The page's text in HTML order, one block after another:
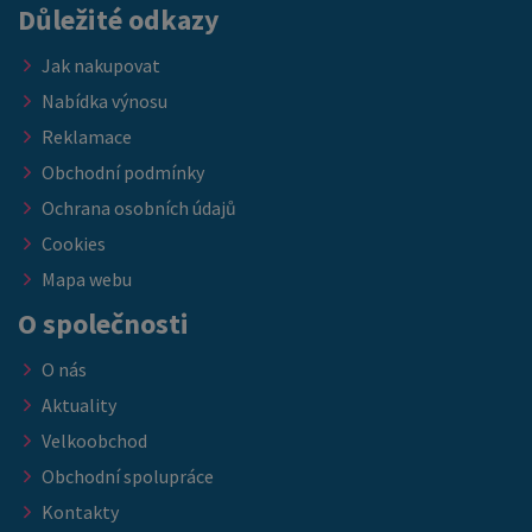
Důležité odkazy
Jak nakupovat
Nabídka výnosu
Reklamace
Obchodní podmínky
Ochrana osobních údajů
Cookies
Mapa webu
O společnosti
O nás
Aktuality
Velkoobchod
Obchodní spolupráce
Kontakty